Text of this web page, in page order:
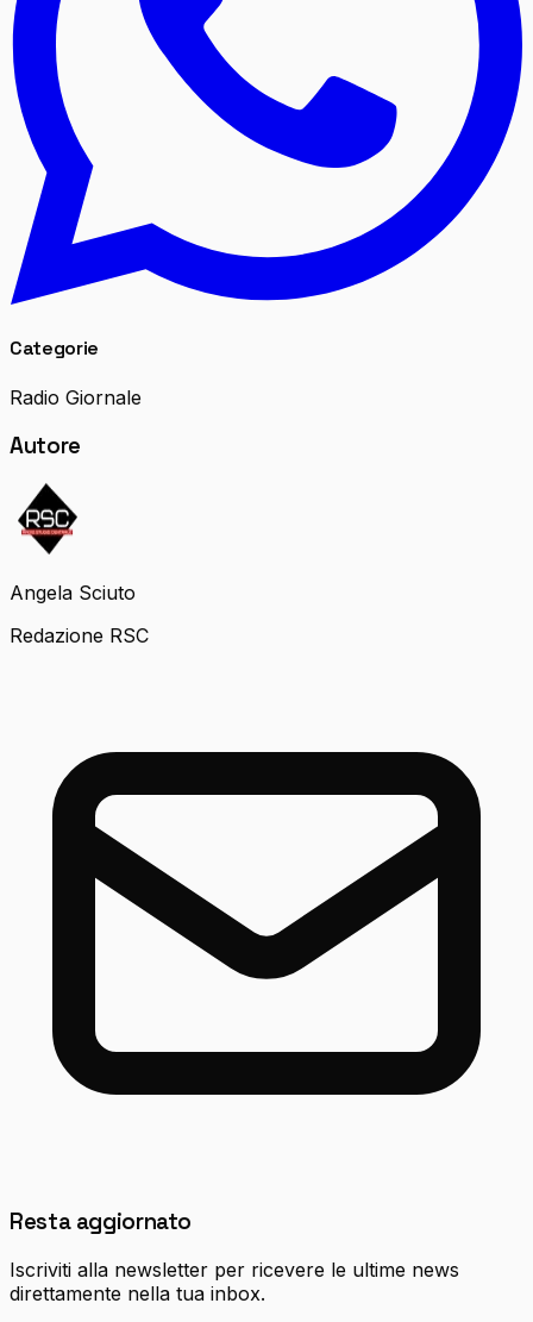
Categorie
Radio Giornale
Autore
Angela Sciuto
Redazione RSC
Resta aggiornato
Iscriviti alla newsletter per ricevere le ultime news
direttamente nella tua inbox.